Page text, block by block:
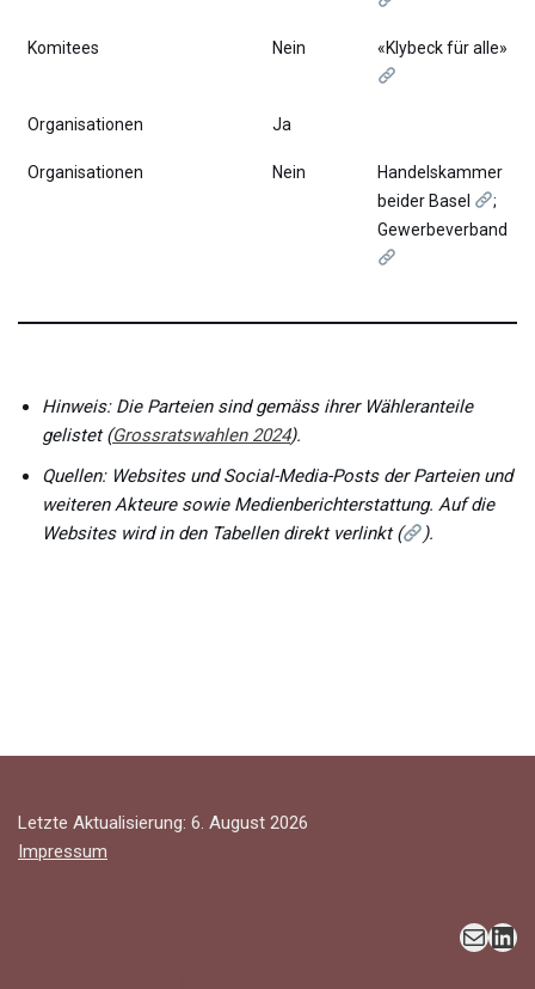
Komitees Nein «Klybeck für alle»
Organisationen Ja
Organisationen Nein
Handelskammer
beider Basel
;
Gewerbeverband
Hinweis: Die Parteien sind gemäss ihrer Wähleranteile
gelistet (Grossratswahlen 2024).
Quellen: Websites und Social-Media-Posts der Parteien und
weiteren Akteure sowie Medienberichterstattung. Auf die
Websites wird in den Tabellen direkt verlinkt (
).
Letzte Aktualisierung: 6. August 2026
Impressum